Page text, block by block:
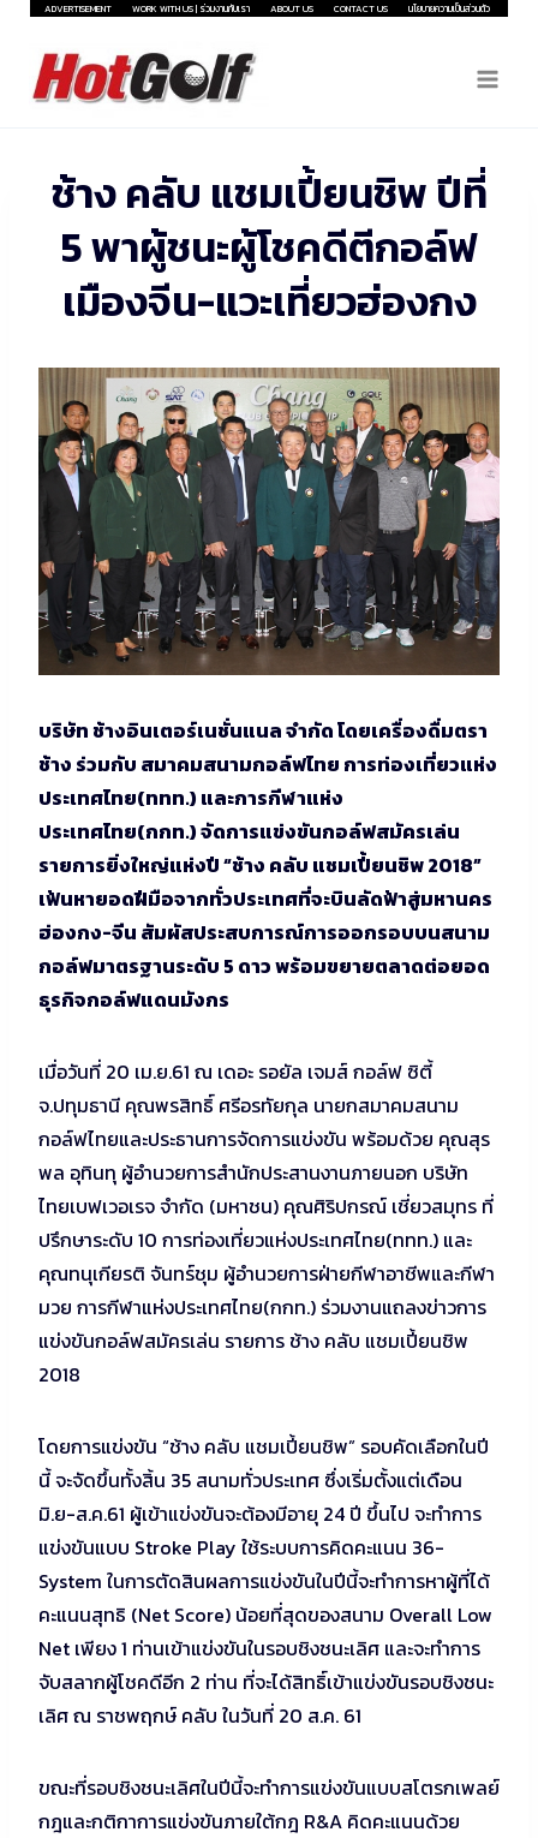
Skip
content
ADVERTISEMENT WORK WITH US | ร่วมงานกับเรา ABOUT US CONTACT US นโยบายความเป็นส่วนตัว
ช้าง คลับ แชมเปี้ยนชิพ ปีที่
5 พาผู้ชนะผู้โชคดีตีกอล์ฟ
เมืองจีน-แวะเที่ยวฮ่องกง
บริษัท ช้างอินเตอร์เนชั่นแนล จำกัด โดยเครื่องดื่มตรา
ช้าง ร่วมกับ สมาคมสนามกอล์ฟไทย การท่องเที่ยวแห่ง
ประเทศไทย(ททท.) และการกีฬาแห่ง
ประเทศไทย(กกท.) จัดการแข่งขันกอล์ฟสมัครเล่น
รายการยิ่งใหญ่แห่งปี “ช้าง คลับ แชมเปี้ยนชิพ 2018”
เฟ้นหายอดฝีมือจากทั่วประเทศที่จะบินลัดฟ้าสู่มหานคร
ฮ่องกง-จีน สัมผัสประสบการณ์การออกรอบบนสนาม
กอล์ฟมาตรฐานระดับ 5 ดาว พร้อมขยายตลาดต่อยอด
ธุรกิจกอล์ฟแดนมังกร
เมื่อวันที่ 20 เม.ย.61 ณ เดอะ รอยัล เจมส์ กอล์ฟ ซิตี้
จ.ปทุมธานี คุณพรสิทธิ์ ศรีอรทัยกุล นายกสมาคมสนาม
กอล์ฟไทยและประธานการจัดการแข่งขัน พร้อมด้วย คุณสุร
พล อุทินทุ ผู้อำนวยการสำนักประสานงานภายนอก บริษัท
ไทยเบฟเวอเรจ จำกัด (มหาชน) คุณศิริปกรณ์ เชี่ยวสมุทร ที่
ปรึกษาระดับ 10 การท่องเที่ยวแห่งประเทศไทย(ททท.) และ
คุณทนุเกียรติ จันทร์ชุม ผู้อำนวยการฝ่ายกีฬาอาชีพและกีฬา
มวย การกีฬาแห่งประเทศไทย(กกท.) ร่วมงานแถลงข่าวการ
แข่งขันกอล์ฟสมัครเล่น รายการ ช้าง คลับ แชมเปี้ยนชิพ
2018
โดยการแข่งขัน “ช้าง คลับ แชมเปี้ยนชิพ” รอบคัดเลือกในปี
นี้ จะจัดขึ้นทั้งสิ้น 35 สนามทั่วประเทศ ซึ่งเริ่มตั้งแต่เดือน
มิ.ย-ส.ค.61 ผู้เข้าแข่งขันจะต้องมีอายุ 24 ปี ขึ้นไป จะทำการ
แข่งขันแบบ Stroke Play ใช้ระบบการคิดคะแนน 36-
System ในการตัดสินผลการแข่งขันในปีนี้จะทำการหาผู้ที่ได้
คะแนนสุทธิ (Net Score) น้อยที่สุดของสนาม Overall Low
Net เพียง 1 ท่านเข้าแข่งขันในรอบชิงชนะเลิศ และจะทำการ
จับสลากผู้โชคดีอีก 2 ท่าน ที่จะได้สิทธิ์เข้าแข่งขันรอบชิงชนะ
เลิศ ณ ราชพฤกษ์ คลับ ในวันที่ 20 ส.ค. 61
ขณะที่รอบชิงชนะเลิศในปีนี้จะทำการแข่งขันแบบสโตรกเพลย์
กฎและกติกาการแข่งขันภายใต้กฎ R&A คิดคะแนนด้วย